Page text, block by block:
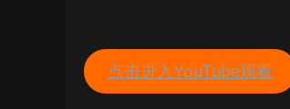
点击进入YouTube观看